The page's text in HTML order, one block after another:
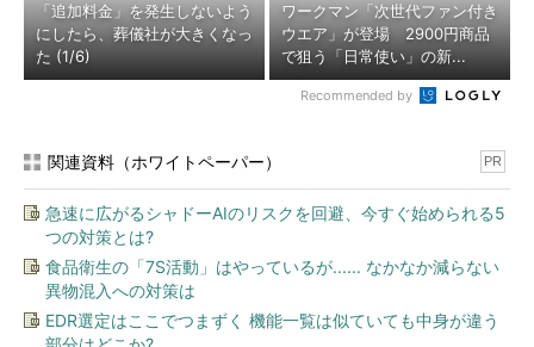
「追加料金」を発生しないよう
にしたら、葬儀社が大きくなっ
た (1/6)
ワークマン「次世代ファン付き
ウエア」が登場 2900円商品
で狙う「日常使い」の新...
Recommended by
関連資料（ホワイトペーパー） PR
急速に広がるシャドーAIのリスクを回避、今すぐ始められる5
つの対策とは?
食品衛生の「7S活動」はやっているが...... なかなか減らない
異物混入への対策は
EDR選定はここでつまずく 機能一覧は似ていても中身が違う